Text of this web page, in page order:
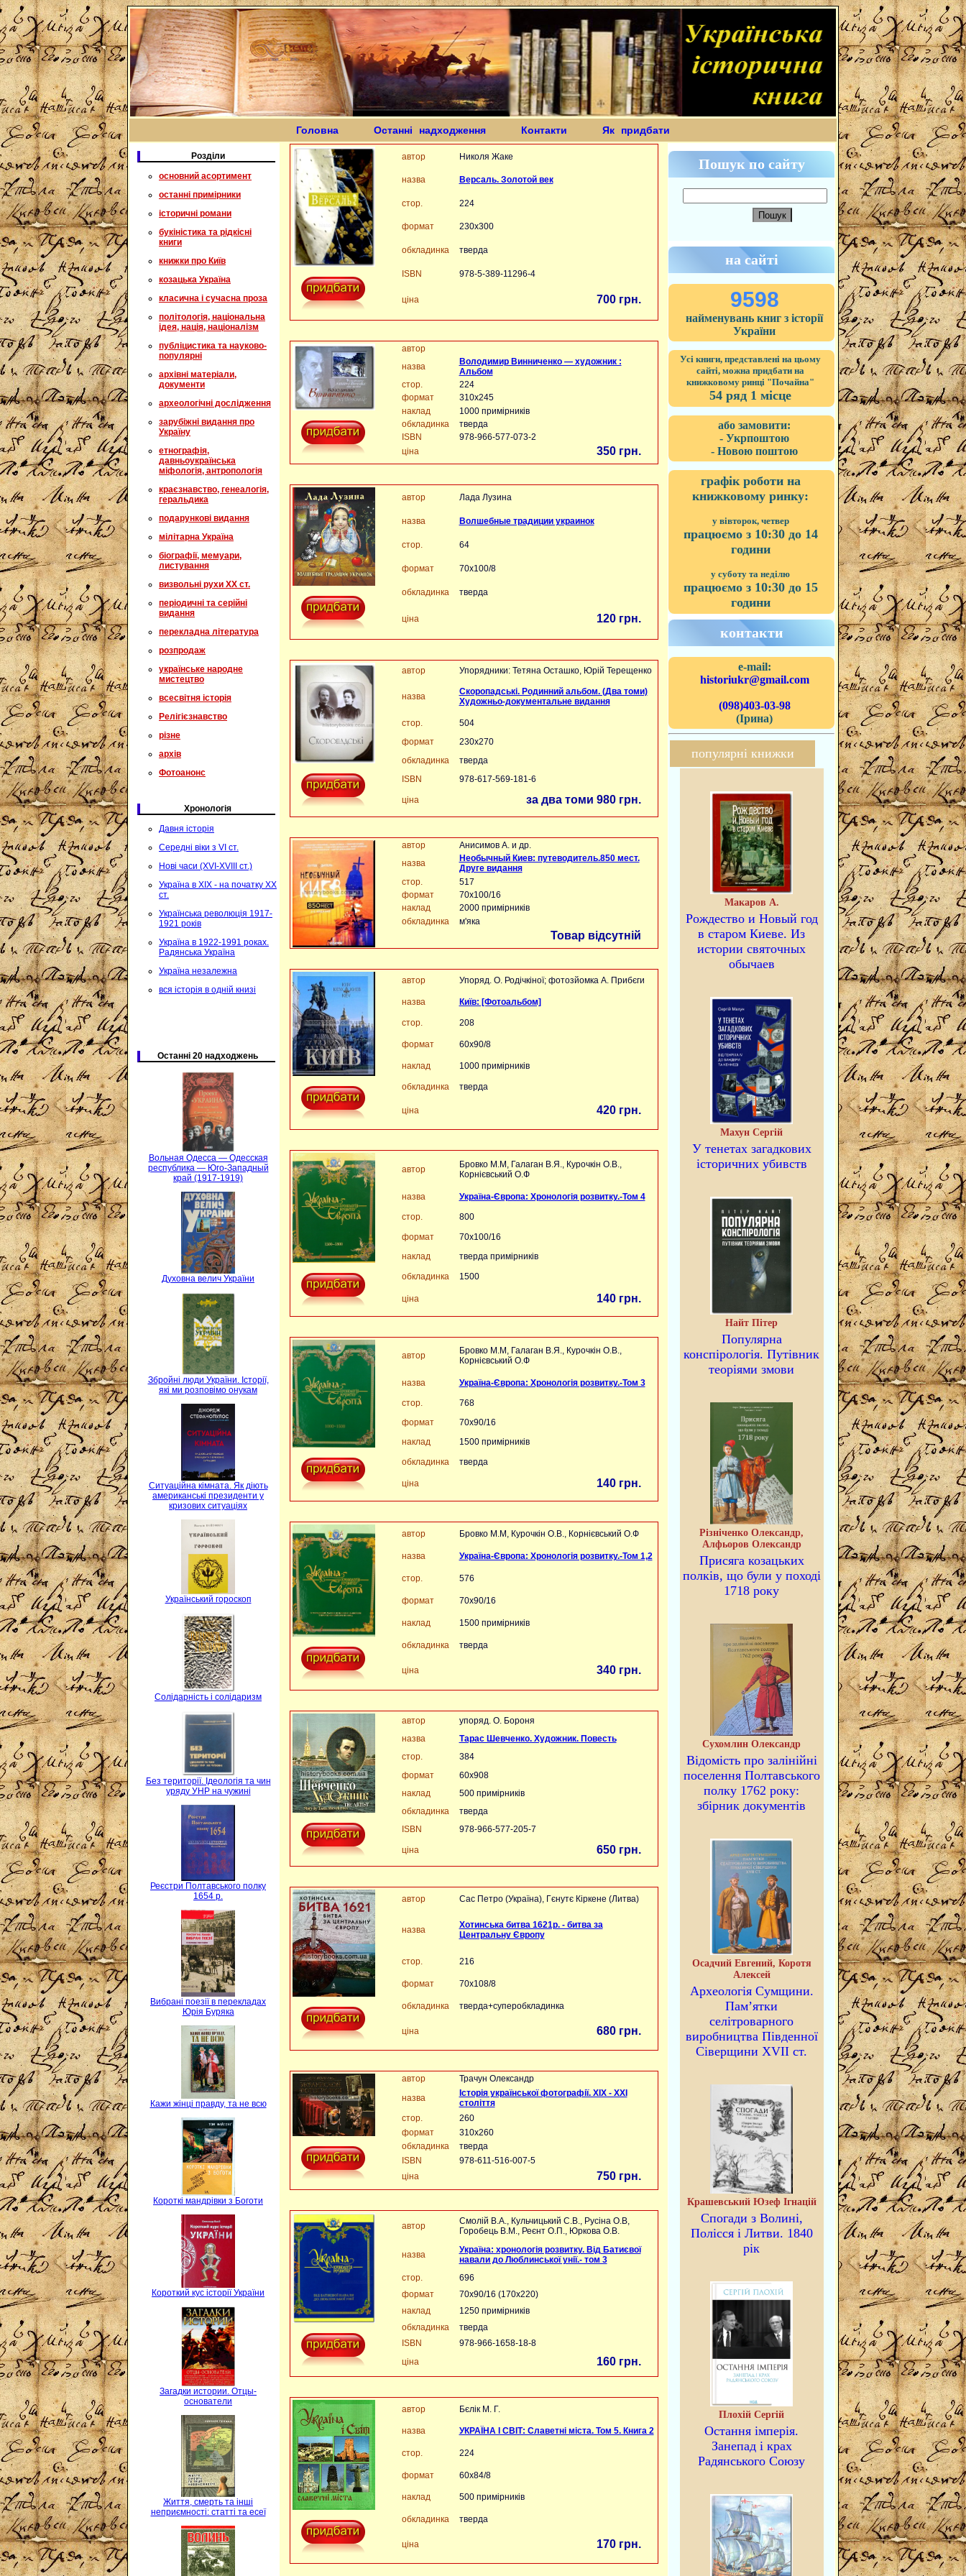
Головна Останні надходження Контакти Як придбати
Розділи
основний асортимент
останні примірники
історичні романи
букіністика та рідкісні
книги
книжки про Київ
козацька Україна
класична і сучасна проза
політологія, національна
ідея, нація, націоналізм
публіцистика та науково-
популярні
архівні матеріали,
документи
археологічні дослідження
зарубіжні видання про
Україну
етнографія,
давньоукраїнська
міфологія, антропологія
краєзнавство, генеалогія,
геральдика
подарункові видання
мілітарна Україна
біографії, мемуари,
листування
визвольні рухи XX ст.
періодичні та серійні
видання
перекладна література
розпродаж
українське народне
мистецтво
всесвітня історія
Релігієзнавство
різне
архів
Фотоанонс
Хронологія
Давня історія
Середні віки з VI ст.
Нові часи (XVI-XVIII ст.)
Україна в XIX - на початку XX
ст.
Українська революція 1917-
1921 років
Україна в 1922-1991 роках.
Радянська Україна
Україна незалежна
вся історія в одній книзі
Останні 20 надходжень
Вольная Одесса — Одесская
республика — Юго-Западный
край (1917-1919)
Духовна велич України
Збройні люди України. Історії,
які ми розповімо онукам
Ситуаційна кімната. Як діють
американські президенти у
кризових ситуаціях
Український гороскоп
Солідарність і солідаризм
Без території. Ідеологія та чин
уряду УНР на чужині
Реєстри Полтавського полку
1654 р.
Вибрані поезії в перекладах
Юрія Буряка
Кажи жінці правду, та не всю
Короткі мандрівки з Боготи
Короткий кус історії України
Загадки истории. Отцы-
основатели
Життя, смерть та інші
неприємності: статті та есеї
автор Николя Жаке
назва Версаль. Золотой век
стор. 224
формат 230х300
обкладинка тверда
ISBN 978-5-389-11296-4
ціна 700 грн.
автор
назва
Володимир Винниченко — художник :
Альбом
стор.
224
формат
310х245
наклад
1000 примірників
обкладинка
тверда
ISBN
978-966-577-073-2
ціна
350 грн.
автор Лада Лузина
назва Волшебные традиции украинок
стор. 64
формат 70х100/8
обкладинка тверда
ціна 120 грн.
автор Упорядники: Тетяна Осташко, Юрій Терещенко
назва
Скоропадські. Родинний альбом. (Два томи)
Художньо-документальне видання
стор.
504
формат
230х270
обкладинка
тверда
ISBN
978-617-569-181-6
ціна за два томи 980 грн.
автор
Анисимов А. и др.
назва
Необычный Киев: путеводитель.850 мест.
Друге видання
стор.
517
формат
70x100/16
наклад
2000 примірників
обкладинка
м'яка
Товар відсутній
автор Упоряд. О. Родічкіної; фотозйомка А. Прибєги
назва Київ: [Фотоальбом]
стор. 208
формат 60х90/8
наклад 1000 примірників
обкладинка тверда
ціна 420 грн.
автор
Бровко М.М, Галаган В.Я., Курочкін О.В.,
Корнієвський О.Ф
назва
Україна-Європа: Хронологія розвитку.-Том 4
стор.
800
формат
70x100/16
наклад
тверда примірників
обкладинка
1500
ціна 140 грн.
автор
Бровко М.М, Галаган В.Я., Курочкін О.В.,
Корнієвський О.Ф
назва
Україна-Європа: Хронологія розвитку.-Том 3
стор.
768
формат
70х90/16
наклад
1500 примірників
обкладинка
тверда
ціна 140 грн.
автор Бровко М.М, Курочкін О.В., Корнієвський О.Ф
назва Україна-Європа: Хронологія розвитку.-Том 1,2
стор. 576
формат 70х90/16
наклад 1500 примірників
обкладинка тверда
ціна 340 грн.
автор
упоряд. О. Бороня
назва
Тарас Шевченко. Художник. Повесть
стор.
384
формат
60х908
наклад
500 примірників
обкладинка
тверда
ISBN
978-966-577-205-7
ціна 650 грн.
автор Сас Петро (Україна), Гєнутє Кіркене (Литва)
назва
Хотинська битва 1621р. - битва за
Центральну Європу
стор. 216
формат 70х108/8
обкладинка тверда+суперобкладинка
ціна 680 грн.
автор
Трачун Олександр
назва
Історія української фотографії. XIX - XXI
століття
стор.
260
формат
310х260
обкладинка
тверда
ISBN
978-611-516-007-5
ціна
750 грн.
автор
Смолій В.А., Кульчицький С.В., Русіна О.В,
Горобець В.М., Реєнт О.П., Юркова О.В.
назва
Україна: хронологія розвитку. Від Батиєвої
навали до Люблинської унії.- том 3
стор.
696
формат
70x90/16 (170х220)
наклад
1250 примірників
обкладинка
тверда
ISBN
978-966-1658-18-8
ціна
160 грн.
автор Бєлік М. Г.
назва УКРАЇНА І СВІТ: Славетні міста. Том 5. Книга 2
стор. 224
формат 60х84/8
наклад 500 примірників
обкладинка тверда
ціна 170 грн.
Пошук по сайту
на сайті
9598
найменувань книг з історії
України
Усі книги, представлені на цьому
сайті, можна придбати на
книжковому ринці "Почайна"
54 ряд 1 місце
або замовити:
- Укрпоштою
- Новою поштою
графік роботи на
книжковому ринку:
у вівторок, четвер
працюємо з 10:30 до 14
години
у суботу та неділю
працюємо з 10:30 до 15
години
контакти
e-mail:
historiukr@gmail.com
(098)403-03-98
(Ірина)
популярні книжки
Макаров А.
Рождество и Новый год
в старом Киеве. Из
истории святочных
обычаев
Махун Сергій
У тенетах загадкових
історичних убивств
Найт Пітер
Популярна
конспірологія. Путівник
теоріями змови
Різніченко Олександр,
Алфьоров Олександр
Присяга козацьких
полків, що були у поході
1718 року
Сухомлин Олександр
Відомість про залінійні
поселення Полтавського
полку 1762 року:
збірник документів
Осадчий Евгений, Коротя
Алексей
Археологія Сумщини.
Пам’ятки
селітроварного
виробництва Південної
Сіверщини XVII ст.
Крашевський Юзеф Ігнацій
Спогади з Волині,
Полісся і Литви. 1840
рік
Плохій Сергій
Остання імперія.
Занепад і крах
Радянського Союзу